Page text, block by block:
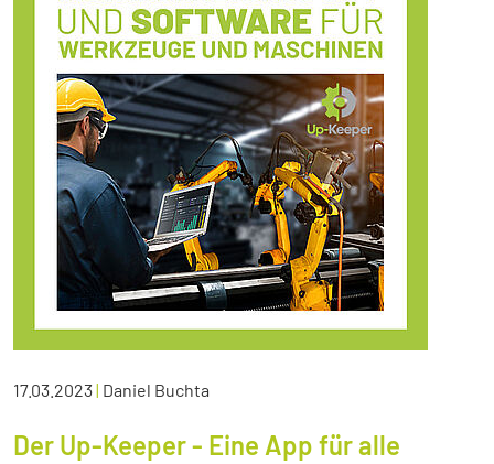
17.03.2023| Daniel Buchta
Der Up-Keeper - Eine App für alle